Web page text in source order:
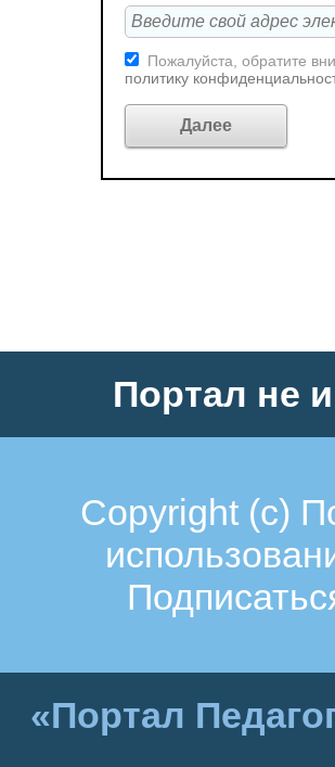
Пожалуйста, обратите
политику
Портал не
Copyright (c)
«Портал